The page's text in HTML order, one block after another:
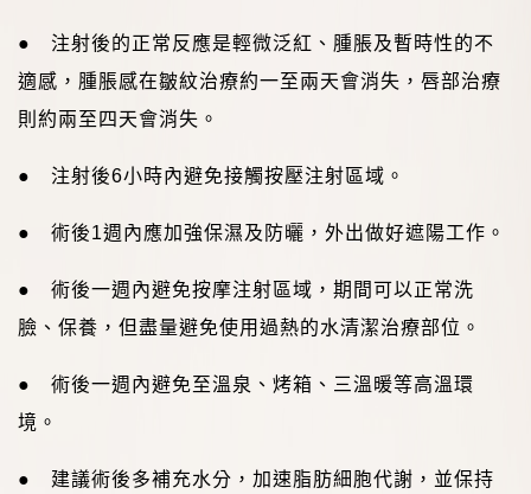
● 注射後的正常反應是輕微泛紅、腫脹及暫時性的不
適感，腫脹感在皺紋治療約一至兩天會消失，唇部治療
則約兩至四天會消失。
● 注射後6小時內避免接觸按壓注射區域。
● 術後1週內應加強保濕及防曬，外出做好遮陽工作。
● 術後一週內避免按摩注射區域，期間可以正常洗
臉、保養，但盡量避免使用過熱的水清潔治療部位。
● 術後一週內避免至溫泉、烤箱、三溫暖等高溫環
境。
● 建議術後多補充水分，加速脂肪細胞代謝，並保持